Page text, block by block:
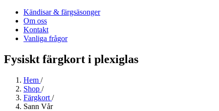
Kändisar & färgsäsonger
Om oss
Kontakt
Vanliga frågor
Fysiskt färgkort i plexiglas
Hem /
Shop /
Färgkort /
Sann Vår